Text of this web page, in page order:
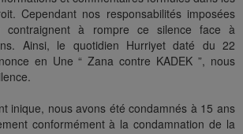
Cependant nos responsabilités imposées
contraignent à rompre ce silence face à
Ainsi, le quotidien Hurriyet daté du 22
en Une “ Zana contre KADEK ”, nous
inique, nous avons été condamnés à 15 ans
conformément à la condamnation de la